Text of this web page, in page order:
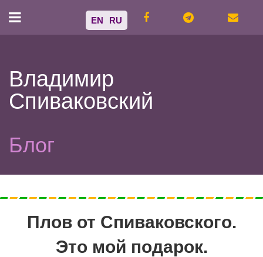
EN RU
Владимир
Спиваковский
Блог
Плов от Спиваковского.
Это мой подарок.